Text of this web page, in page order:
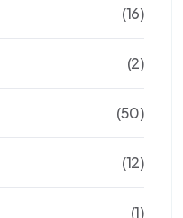
(16)
(2)
(50)
(12)
(1)